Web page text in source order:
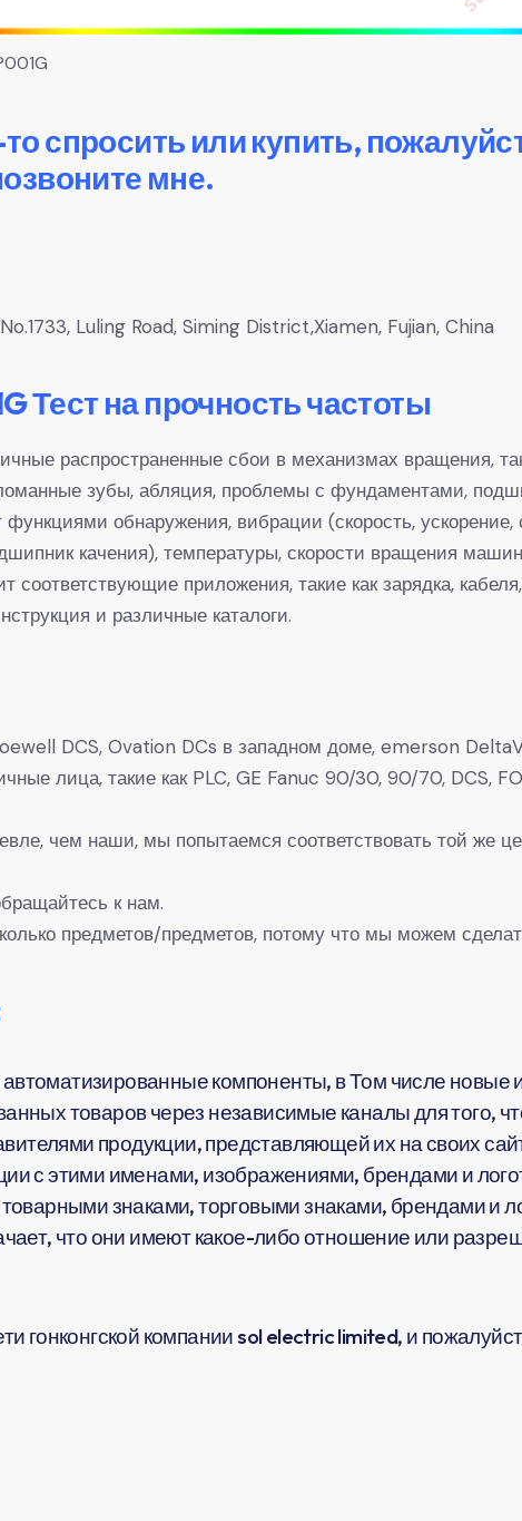
спросить или купить,
мне.
Luling Road, Siming District,Xiamen, Fujian, China
Тест на прочность частоты
распространенные сбои в механизмах вращения,
зубы, абляция, проблемы с фундаментами,
обнаружения, вибрации (скорость,
качения), температуры, скорости вращения
приложения, такие как зарядка,
и различные каталоги.
DCS, Ovation DCs в западном доме, emerson
лица, такие как PLC, GE Fanuc 90/30, 90/70, DCS,
чем наши, мы попытаемся соответствовать той же
к нам.
предметов/предметов, потому что мы можем
компоненты, в Том числе новые
товаров через независимые каналы для того,
продукции, представляющей их на своих
с этими именами, изображениями, брендами и
знаками, торговыми знаками, брендами и
что они имеют какое-либо отношение или
гонконгской компании sol electric limited, и